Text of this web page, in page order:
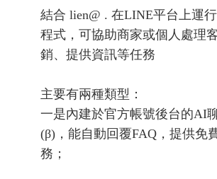
結合 lien@ . 在LINE平台上運
程式，可協助商家或個人處理
銷、提供資訊等任務
主要有兩種類型：
一是內建於官方帳號後台的AI
(β)，能自動回覆FAQ，提供免
務；